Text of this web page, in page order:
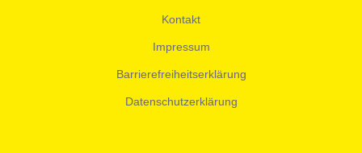
Kontakt
Impressum
Barrierefreiheitserklärung
Datenschutzerklärung